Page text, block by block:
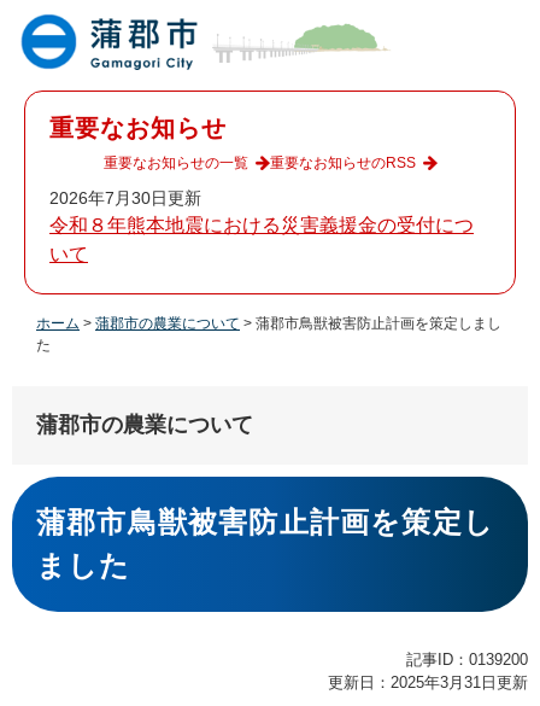
重要なお知らせ
2026年7月30日更新
令和８年熊本地震における災害義援金の受付につ
いて
重要なお知らせの一覧 重要なお知らせのRSS
ホーム > 蒲郡市の農業について > 蒲郡市鳥獣被害防止計画を策定しまし
た
蒲郡市の農業について
本
文
蒲郡市鳥獣被害防止計画を策定し
ました
記事ID：0139200
更新日：2025年3月31日更新